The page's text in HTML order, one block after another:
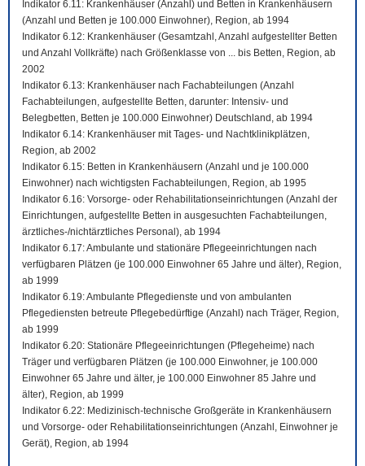
Indikator 6.11: Krankenhäuser (Anzahl) und Betten in Krankenhäusern
(Anzahl und Betten je 100.000 Einwohner), Region, ab 1994
Indikator 6.12: Krankenhäuser (Gesamtzahl, Anzahl aufgestellter Betten
und Anzahl Vollkräfte) nach Größenklasse von ... bis Betten, Region, ab
2002
Indikator 6.13: Krankenhäuser nach Fachabteilungen (Anzahl
Fachabteilungen, aufgestellte Betten, darunter: Intensiv- und
Belegbetten, Betten je 100.000 Einwohner) Deutschland, ab 1994
Indikator 6.14: Krankenhäuser mit Tages- und Nachtklinikplätzen,
Region, ab 2002
Indikator 6.15: Betten in Krankenhäusern (Anzahl und je 100.000
Einwohner) nach wichtigsten Fachabteilungen, Region, ab 1995
Indikator 6.16: Vorsorge- oder Rehabilitationseinrichtungen (Anzahl der
Einrichtungen, aufgestellte Betten in ausgesuchten Fachabteilungen,
ärztliches-/nichtärztliches Personal), ab 1994
Indikator 6.17: Ambulante und stationäre Pflegeeinrichtungen nach
verfügbaren Plätzen (je 100.000 Einwohner 65 Jahre und älter), Region,
ab 1999
Indikator 6.19: Ambulante Pflegedienste und von ambulanten
Pflegediensten betreute Pflegebedürftige (Anzahl) nach Träger, Region,
ab 1999
Indikator 6.20: Stationäre Pflegeeinrichtungen (Pflegeheime) nach
Träger und verfügbaren Plätzen (je 100.000 Einwohner, je 100.000
Einwohner 65 Jahre und älter, je 100.000 Einwohner 85 Jahre und
älter), Region, ab 1999
Indikator 6.22: Medizinisch-technische Großgeräte in Krankenhäusern
und Vorsorge- oder Rehabilitationseinrichtungen (Anzahl, Einwohner je
Gerät), Region, ab 1994